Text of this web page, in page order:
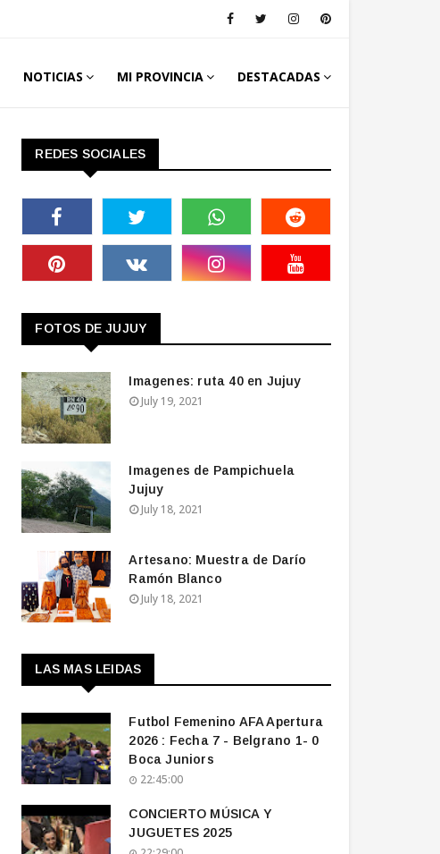
NOTICIAS MI PROVINCIA DESTACADAS
REDES SOCIALES
FOTOS DE JUJUY
Imagenes: ruta 40 en Jujuy
July 19, 2021
Imagenes de Pampichuela
Jujuy
July 18, 2021
Artesano: Muestra de Darío
Ramón Blanco
July 18, 2021
LAS MAS LEIDAS
Futbol Femenino AFA Apertura
2026 : Fecha 7 - Belgrano 1- 0
Boca Juniors
22:45:00
CONCIERTO MÚSICA Y
JUGUETES 2025